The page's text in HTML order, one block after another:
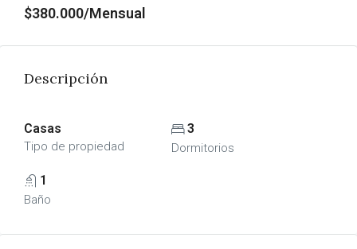
$380.000/Mensual
Descripción
Casas
Tipo de propiedad
3
Dormitorios
1
Baño